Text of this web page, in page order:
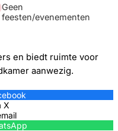
Geen
feesten/evenementen
en biedt ruimte voor
aanwezig.
X